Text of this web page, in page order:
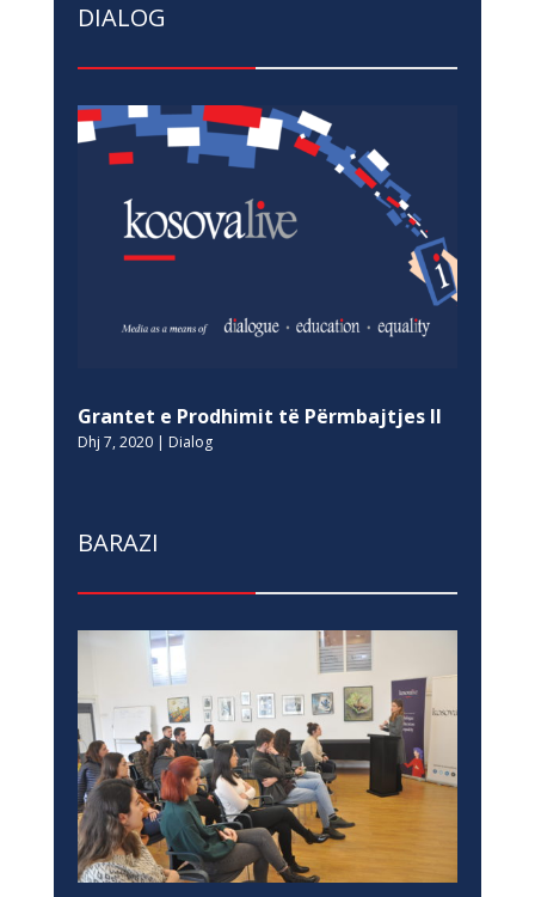
DIALOG
Grantet e Prodhimit të Përmbajtjes II
Dhj 7, 2020| Dialog
BARAZI